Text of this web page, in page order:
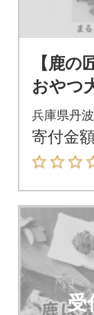
【鹿
おや
犬・猫
兵庫県丹
寄付金
受